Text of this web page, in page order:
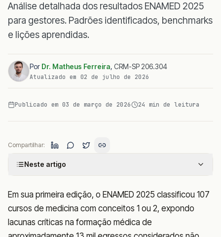
Análise detalhada dos resultados ENAMED 2025
para gestores. Padrões identificados, benchmarks
e lições aprendidas.
Por Dr. Matheus Ferreira, CRM-SP 206.304
Atualizado em 02 de julho de 2026
Publicado em 03 de março de 2026 24 min de leitura
Compartilhar:
Neste artigo
Em sua primeira edição, o ENAMED 2025 classificou 107
cursos de medicina com conceitos 1 ou 2, expondo
lacunas críticas na formação médica de